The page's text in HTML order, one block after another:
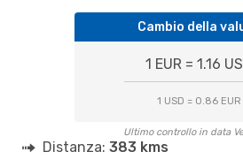
Cambio della
1 EUR = 1.16
1 USD = 0.86 EUR
Ultimo controllo in data
Distanza: 383 kms